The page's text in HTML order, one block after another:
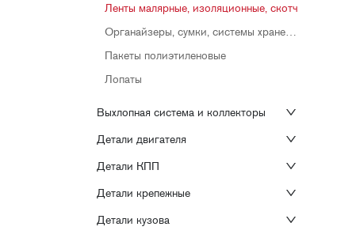
Ленты малярные, изоляционные, скотч
Органайзеры, сумки, системы хранения
Пакеты полиэтиленовые
Лопаты
Выхлопная система и коллекторы
Детали двигателя
Детали КПП
Детали крепежные
Детали кузова